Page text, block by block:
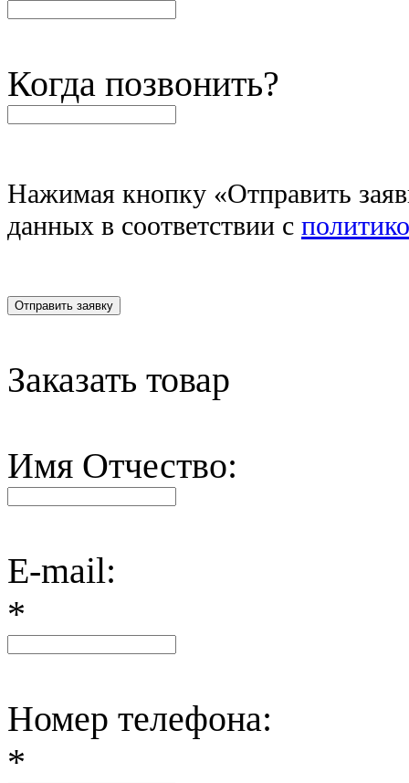
Когда позвонить?
Нажимая кнопку «Отправить
данных в соответствии c
Отправить заявку
Заказать товар
Имя Отчество:
E-mail:
*
Номер телефона:
*